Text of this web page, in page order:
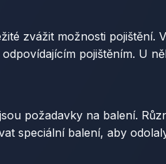
zvážit možnosti
pojištěním. U
požadavky na balení.
speciální balení, aby